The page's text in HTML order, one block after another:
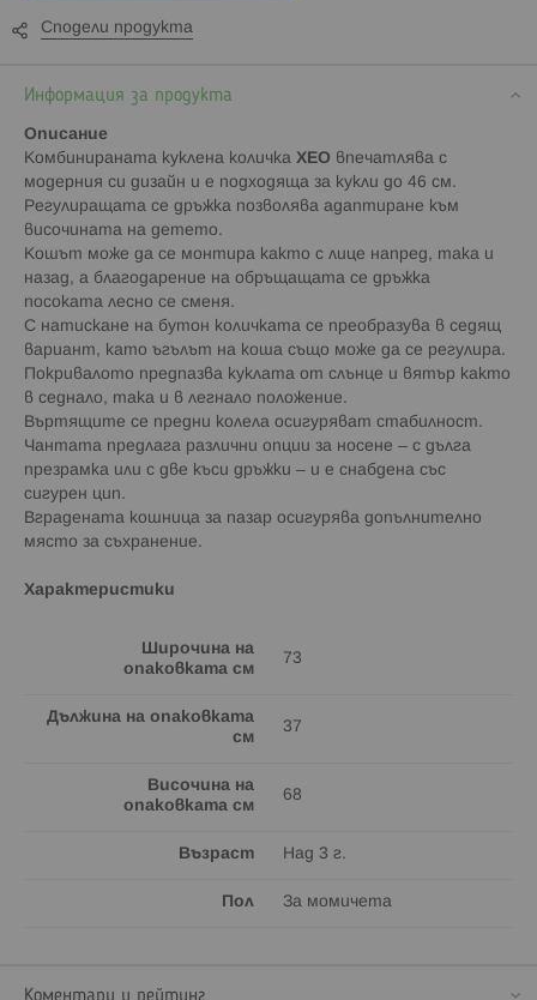
Сподели продукта
Информация за продукта
Описание
Комбинираната куклена количка XEO впечатлява с
модерния си дизайн и е подходяща за кукли до 46 см.
Регулиращата се дръжка позволява адаптиране към
височината на детето.
Кошът може да се монтира както с лице напред, така и
назад, а благодарение на обръщащата се дръжка
посоката лесно се сменя.
С натискане на бутон количката се преобразува в седящ
вариант, като ъгълът на коша също може да се регулира.
Покривалото предпазва куклата от слънце и вятър както
в седнало, така и в легнало положение.
Въртящите се предни колела осигуряват стабилност.
Чантата предлага различни опции за носене – с дълга
презрамка или с две къси дръжки – и е снабдена със
сигурен цип.
Вградената кошница за пазар осигурява допълнително
място за съхранение.
Характеристики
Широчина на
опаковката см
73
Дължина на опаковката
см
37
Височина на
опаковката см
68
Възраст Над 3 г.
Пол За момичета
Коментари и рейтинг